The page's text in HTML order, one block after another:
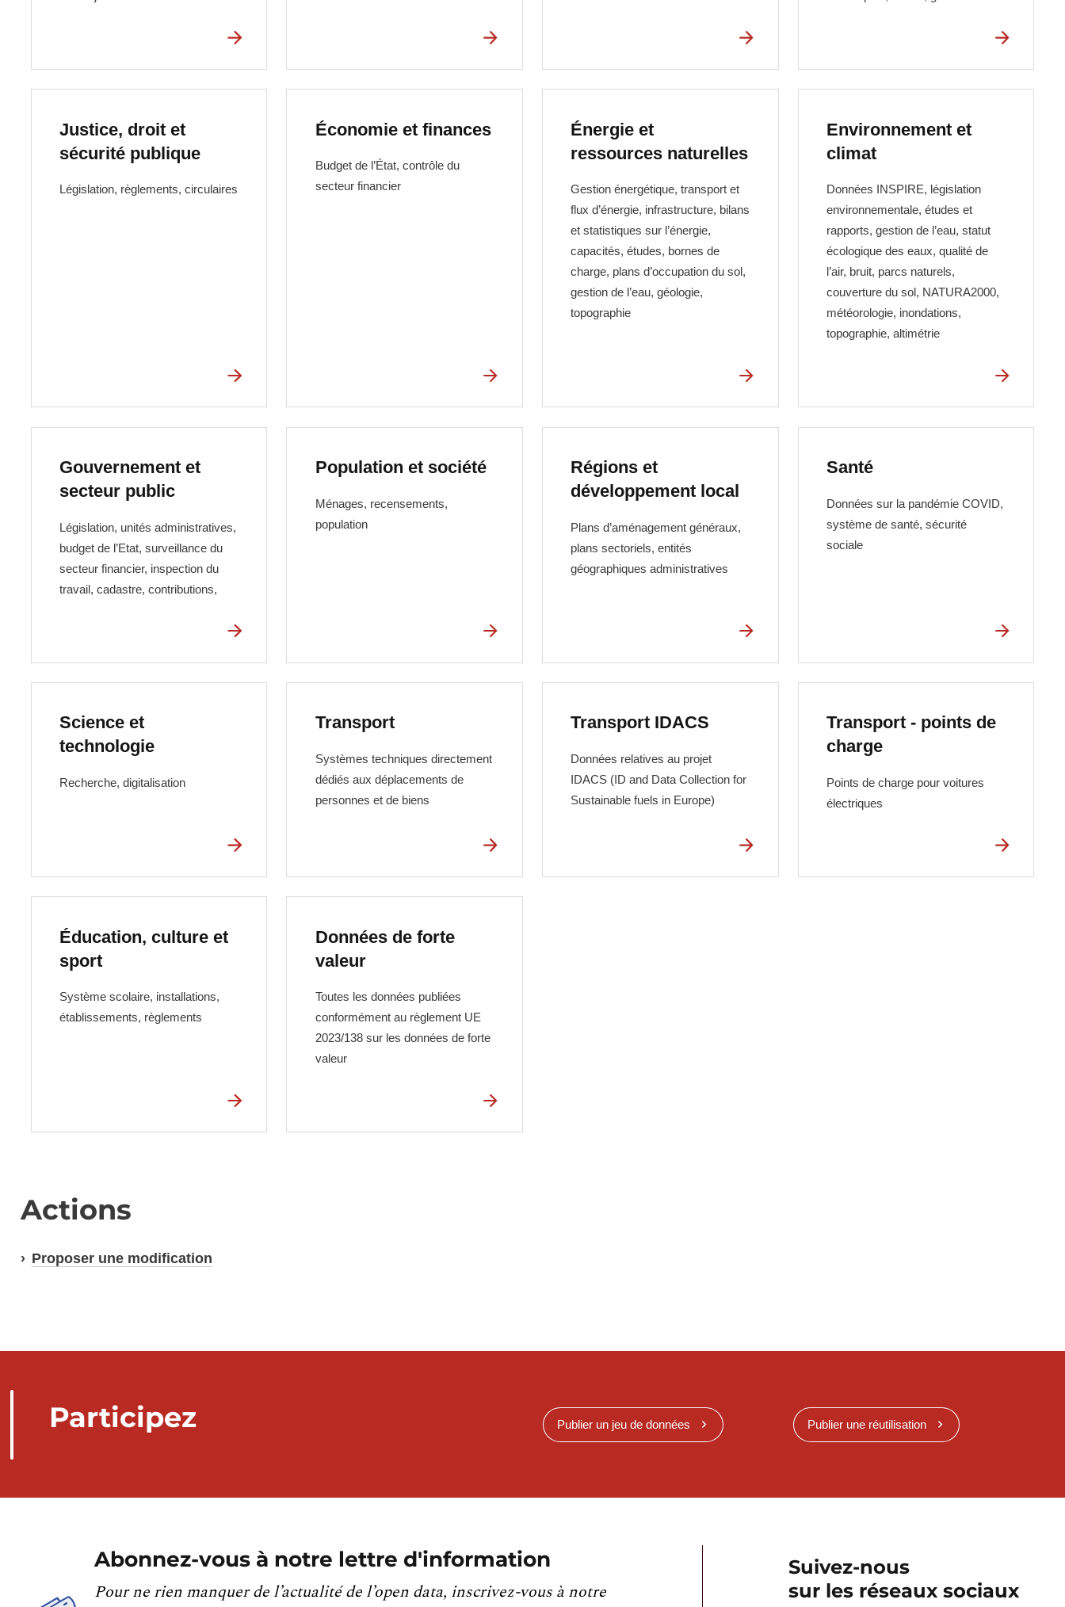
Justice, droit et
sécurité publique
Législation, règlements, circulaires
Économie et finances
Budget de l’État, contrôle du
secteur financier
Énergie et
ressources naturelles
Gestion énergétique, transport et
flux d’énergie, infrastructure, bilans
et statistiques sur l’énergie,
capacités, études, bornes de
charge, plans d’occupation du sol,
gestion de l’eau, géologie,
topographie
Environnement et
climat
Données INSPIRE, législation
environnementale, études et
rapports, gestion de l’eau, statut
écologique des eaux, qualité de
l’air, bruit, parcs naturels,
couverture du sol, NATURA2000,
météorologie, inondations,
topographie, altimétrie
Gouvernement et
secteur public
Législation, unités administratives,
budget de l’Etat, surveillance du
secteur financier, inspection du
travail, cadastre, contributions,
Population et société
Ménages, recensements,
population
Régions et
développement local
Plans d’aménagement généraux,
plans sectoriels, entités
géographiques administratives
Santé
Données sur la pandémie COVID,
système de santé, sécurité
sociale
Science et
technologie
Recherche, digitalisation
Transport
Systèmes techniques directement
dédiés aux déplacements de
personnes et de biens
Transport IDACS
Données relatives au projet
IDACS (ID and Data Collection for
Sustainable fuels in Europe)
Transport - points de
charge
Points de charge pour voitures
électriques
Éducation, culture et
sport
Système scolaire, installations,
établissements, règlements
Données de forte
valeur
Toutes les données publiées
conformément au règlement UE
2023/138 sur les données de forte
valeur
Actions
Proposer une modification
Participez Publier un jeu de données Publier une réutilisation
Abonnez-vous à notre lettre d'information
Pour ne rien manquer de l’actualité de l’open data, inscrivez-vous à notre
Suivez-nous
sur les réseaux sociaux